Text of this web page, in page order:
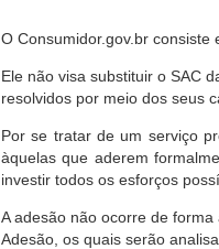
O Consumidor.gov.br
Ele não visa substituir o SAC
resolvidos por meio dos seus
Por se tratar de um serviço
àquelas que aderem
investir todos os esforços
A adesão não ocorre de
Adesão, os quais serão